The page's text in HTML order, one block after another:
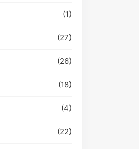
(1)
(27)
(26)
(18)
(4)
(22)